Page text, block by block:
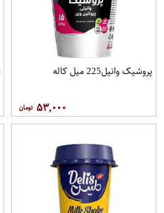
پروشیک وانیل225 میل کاله
۵۳,۰۰۰